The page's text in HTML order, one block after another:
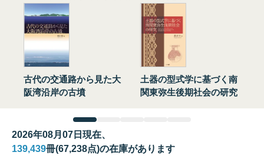
古代の交通路から見た大
阪湾沿岸の古墳
土器の型式学に基づく南
関東弥生後期社会の研究
2026年08月07日現在、
139,439冊(67,238点)の在庫があります